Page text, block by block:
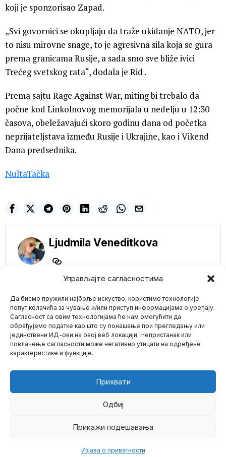
Управљајте сагласностима
Да бисмо пружили најбоље искуство, користимо технологије
попут колачића за чување и/или приступ информацијама о уређају.
Сагласност са овим технологијама ће нам омогућити да
обрађујемо податке као што су понашање при прегледању или
јединствени ИД-ови на овој веб локацији. Непристанак или
повлачење сагласности може негативно утицати на одређене
карактеристике и функције.
Прихвати
Одбиј
Прикажи подешавања
Изјава о приватности
koji je sponzorisao Zapad.
„Svi govornici se okupljaju da traže ukidanje NATO, jer
to nisu mirovne snage, to je agresivna sila koja se gura
prema granicama Rusije, a sada smo sve bliže ivici
Trećeg svetskog rata“, dodala je Rid .
Prema sajtu Rage Against War, miting bi trebalo da
počne kod Linkolnovog memorijala u nedelju u 12:30
časova, obeležavajući skoro godinu dana od početka
neprijateljstava između Rusije i Ukrajine, kao i Vikend
Dana predsednika.
NultaTačka
Ljudmila Veneditkova
Mario zna Youtube
2026- Sva prava zadržana.
NE PROPUSTITE
Budućnost je već
stigla: ChatGPT
preuzima svet
Piše: Frank Miele Kao
novinar i komentator,
pomno sam pratio
Orvel uživo!
Australijska policija
poručila svojim
građanima: MI ĆEMO
BITI VAŠ IZVOR
nožem u Sidneju,